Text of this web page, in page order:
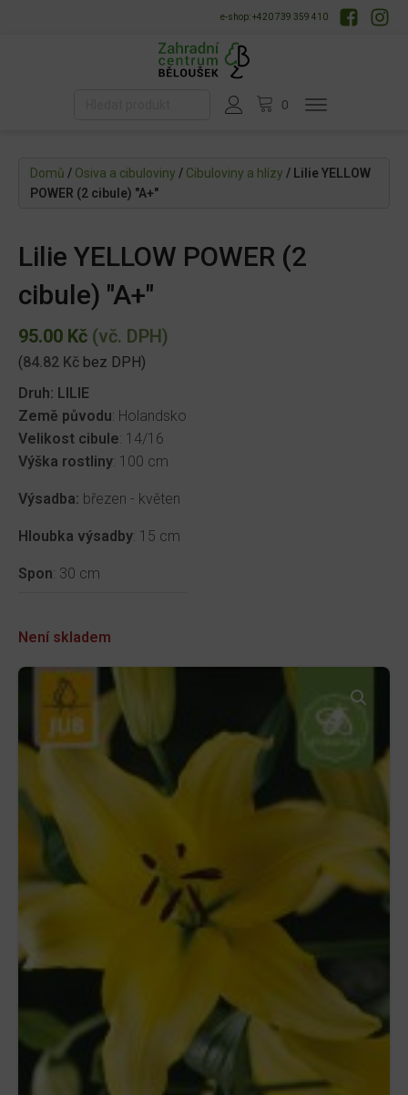
e-shop: +420 739 359 410
Domů / Osiva a cibuloviny / Cibuloviny a hlízy / Lilie YELLOW
POWER (2 cibule) "A+"
Lilie YELLOW POWER (2
cibule) "A+"
95.00 Kč (vč. DPH)
(84.82 Kč bez DPH)
Druh: LILIE
Země původu: Holandsko
Velikost cibule: 14/16
Výška rostliny: 100 cm
Výsadba: březen - květen
Hloubka výsadby: 15 cm
Spon: 30 cm
Není skladem